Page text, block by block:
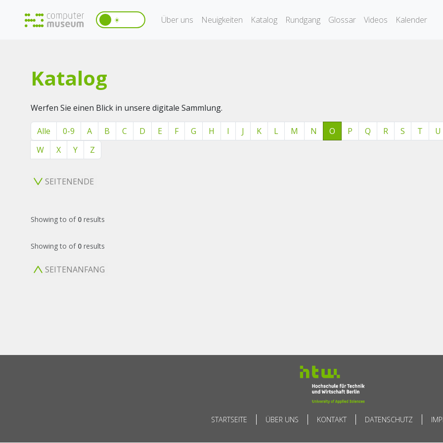
☀️ Über uns Neuigkeiten Katalog Rundgang Glossar Videos Kalender
Katalog
Werfen Sie einen Blick in unsere digitale Sammlung.
Alle 0-9 A B C D E F G H I J K L M N O P Q R S T U
W
X Y Z
SEITENENDE
Showingto of 0 results
Showingto of 0 results
SEITENANFANG
STARTSEITE ÜBER UNS KONTAKT DATENSCHUTZ